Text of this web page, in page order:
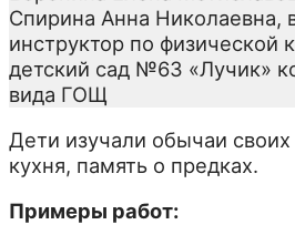
Спирина Анна Николаевна,
инструктор по физической
детский сад №63 «Лучик»
вида ГОЩ
Дети изучали обычаи
кухня, память о предках.
Примеры работ: